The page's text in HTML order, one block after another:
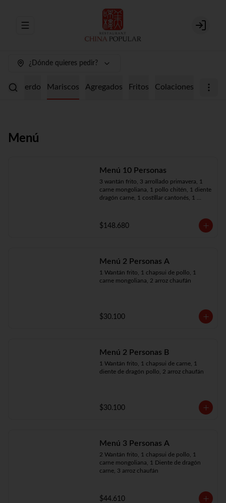
Abrir menu de navegación Login
¿Dónde quieres pedir?
Cerdo Mariscos Agregados Fritos Colaciones
Menú
Menú 10 Personas
3 wantán frito, 3 arrollado primavera, 1
carne mongoliana, 1 pollo chitén, 1 diente
dragón carne, 1 costillar cantonés, 1
10 arroz chaufán
$148.680
Menú 2 Personas A
1 Wantán frito, 1 chapsui de pollo, 1
carne mongoliana, 2 arroz chaufán
$30.100
Menú 2 Personas B
1 Wantán frito, 1 chapsui de carne, 1
diente de dragón pollo, 2 arroz chaufán
$30.100
Menú 3 Personas A
2 Wantán frito, 1 chapsui de pollo, 1
carne mongoliana, 1 Diente de dragón
carne, 3 arroz chaufán
$44.610